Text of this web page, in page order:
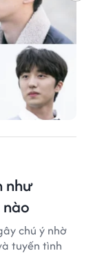
như
chú ý nhờ
tuyến tình